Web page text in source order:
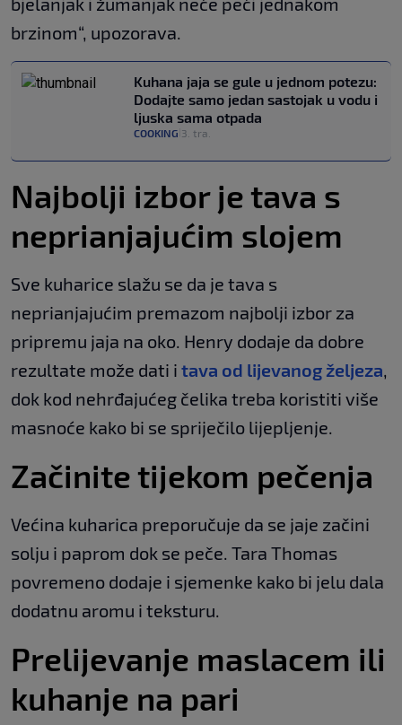
brzinom“, upozorava.
Kuhana jaja se gule u jednom potezu:
Dodajte samo jedan sastojak u vodu i
ljuska sama otpada
COOKING 3. tra.
Najbolji izbor je tava s
neprianjajućim slojem
Sve kuharice slažu se da je tava s
neprianjajućim premazom najbolji izbor za
pripremu jaja na oko. Henry dodaje da dobre
rezultate može dati i tava od lijevanog željeza,
dok kod nehrđajućeg čelika treba koristiti više
masnoće kako bi se spriječilo lijepljenje.
Začinite tijekom pečenja
Većina kuharica preporučuje da se jaje začini
solju i paprom dok se peče. Tara Thomas
povremeno dodaje i sjemenke kako bi jelu dala
dodatnu aromu i teksturu.
Prelijevanje maslacem ili
kuhanje na pari